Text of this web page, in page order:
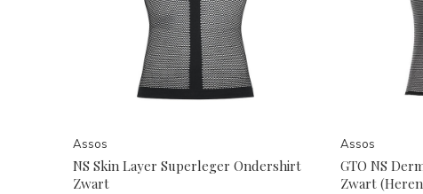
Assos
NS Skin Layer Superleger Ondershirt
Zwart
Assos
GTO NS
Zwart